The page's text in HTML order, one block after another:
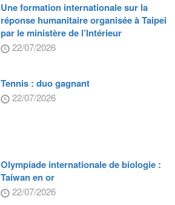
Une formation internationale sur la
réponse humanitaire organisée à Taipei
par le ministère de l’Intérieur
22/07/2026
Tennis : duo gagnant
22/07/2026
Olympiade internationale de biologie :
Taiwan en or
22/07/2026